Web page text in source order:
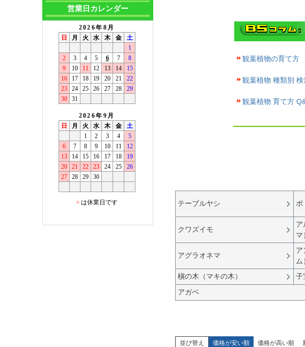
営業日カレンダー
観葉植物の育て方
観葉植物 種類別
観葉植物 育て方
テーブルヤシ ポ
クワズイモ
ア
マ
アグラオネマ
ア
ム
槇の木（マキの木） 子
アガベ
並び替え 価格が安い順 価格が高い順